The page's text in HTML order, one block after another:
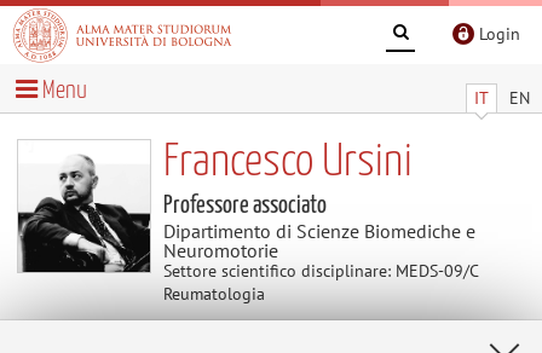
Login
IT EN
Menu
Francesco Ursini
Professore associato
Dipartimento di Scienze Biomediche e
Neuromotorie
Settore scientifico disciplinare: MEDS-09/C
Reumatologia